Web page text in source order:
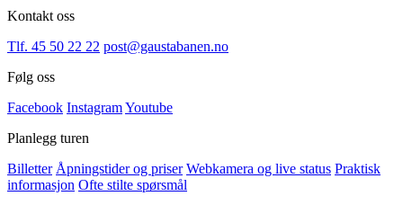
Kontakt oss
Tlf. 45 50 22 22 post@gaustabanen.no
Følg oss
Facebook InstagramYoutube
Planlegg turen
Billetter Åpningstider og priser Webkamera og live status Praktisk
informasjon Ofte stilte spørsmål